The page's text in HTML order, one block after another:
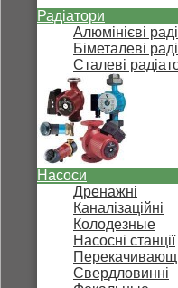
Радіатори
Алюмінієві
Біметалеві
Сталеві
Насоси
Дренажні
Каналізаційні
Колодезные
Насосні станції
Свердловинні